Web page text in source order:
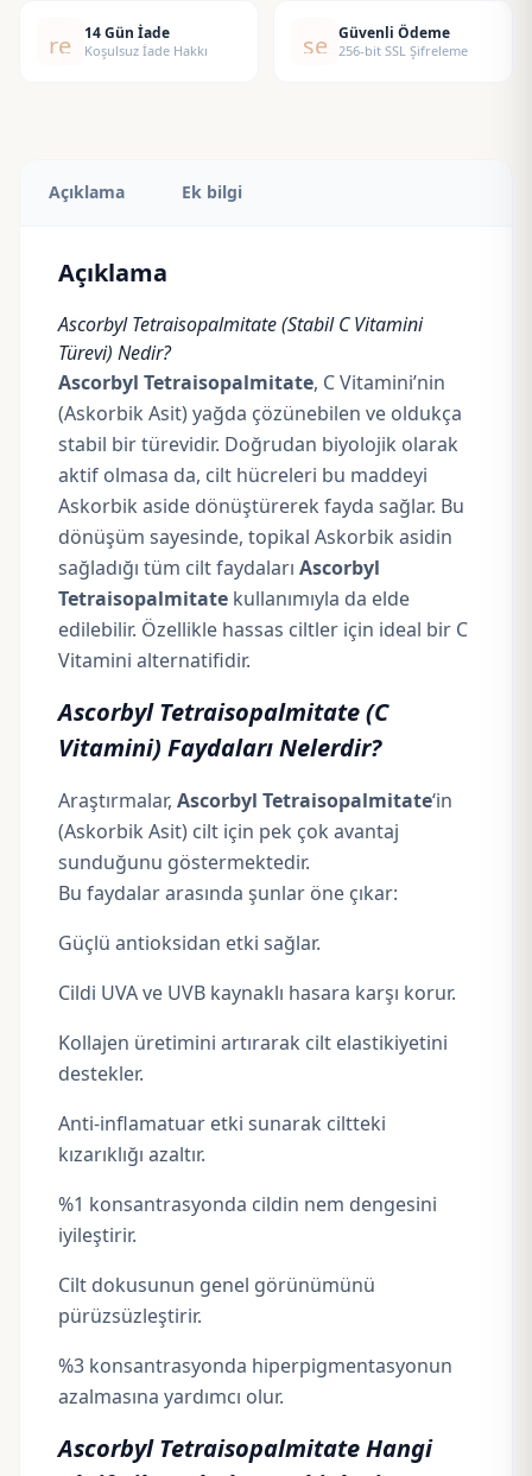
replay14 Gün İade
Koşulsuz İade Hakkı security
Güvenli Ödeme
256-bit SSL Şifreleme
Açıklama Ek bilgi
Açıklama
Ascorbyl Tetraisopalmitate (Stabil C Vitamini
Türevi) Nedir?
Ascorbyl Tetraisopalmitate, C Vitamini’nin
(Askorbik Asit) yağda çözünebilen ve oldukça
stabil bir türevidir. Doğrudan biyolojik olarak
aktif olmasa da, cilt hücreleri bu maddeyi
Askorbik aside dönüştürerek fayda sağlar. Bu
dönüşüm sayesinde, topikal Askorbik asidin
sağladığı tüm cilt faydaları Ascorbyl
Tetraisopalmitate kullanımıyla da elde
edilebilir. Özellikle hassas ciltler için ideal bir C
Vitamini alternatifidir.
Ascorbyl Tetraisopalmitate (C
Vitamini) Faydaları Nelerdir?
Araştırmalar, Ascorbyl Tetraisopalmitate‘in
(Askorbik Asit) cilt için pek çok avantaj
sunduğunu göstermektedir.
Bu faydalar arasında şunlar öne çıkar:
Güçlü antioksidan etki sağlar.
Cildi UVA ve UVB kaynaklı hasara karşı korur.
Kollajen üretimini artırarak cilt elastikiyetini
destekler.
Anti-inflamatuar etki sunarak ciltteki
kızarıklığı azaltır.
%1 konsantrasyonda cildin nem dengesini
iyileştirir.
Cilt dokusunun genel görünümünü
pürüzsüzleştirir.
%3 konsantrasyonda hiperpigmentasyonun
azalmasına yardımcı olur.
Ascorbyl Tetraisopalmitate Hangi